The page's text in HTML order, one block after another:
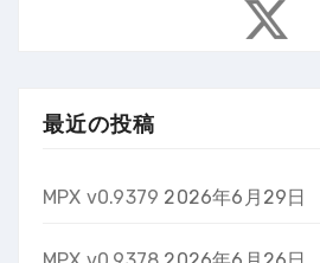
最近の投稿
MPX v0.9379 2026年6月29日